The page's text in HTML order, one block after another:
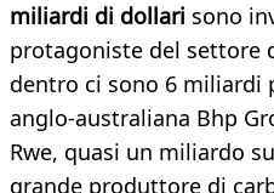
miliardi di dollari sono
protagoniste del settore
dentro ci sono 6 miliardi
anglo-australiana Bhp
Rwe, quasi un miliardo
grande produttore di